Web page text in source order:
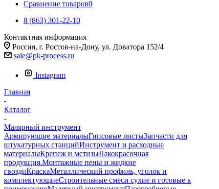
Сравнение товаров0
8 (863) 301-22-10
Контактная информация
Россия, г. Ростов-на-Дону, ул. Доватора 152/4
sale@pk-process.ru
Instagram
Главная
-
Каталог
-
Малярный инструмент
Армирующие материалыГипсовые листыЗапчасти для
штукатурных станцийИнструмент и расходные
материалыКрепеж и метизыЛакокрасочная
продукция.Монтажные пены и жидкие
гвоздиКраскаМеталлический профиль, уголок и
комплектующиеСтроительные смеси сухие и готовые к